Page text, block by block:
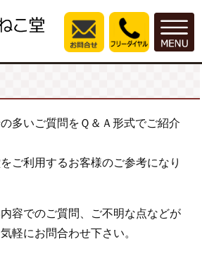
多いご質問をＱ＆Ａ形式でご紹介
ご利用するお客様のご参考になり
容でのご質問、ご不明な点などが
軽にお問合わせ下さい。